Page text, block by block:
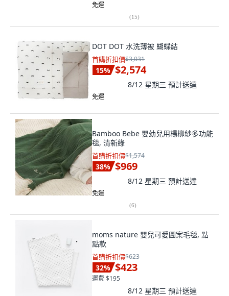
免運
(15)
DOT DOT 水洗薄被 蝴蝶結
首購折扣價$3,031
15% $2,574
8/12 星期三 預計送達
免運
Bamboo Bebe 嬰幼兒用楊柳紗多功能
毯, 清新綠
首購折扣價$1,574
38% $969
8/12 星期三 預計送達
免運
(6)
moms nature 嬰兒可愛圖案毛毯, 點
點款
首購折扣價$623
32% $423
運費 $195
8/12 星期三 預計送達